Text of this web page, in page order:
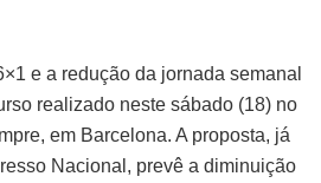
e a redução da jornada semanal
realizado neste sábado (18) no
em Barcelona. A proposta, já
Nacional, prevê a diminuição